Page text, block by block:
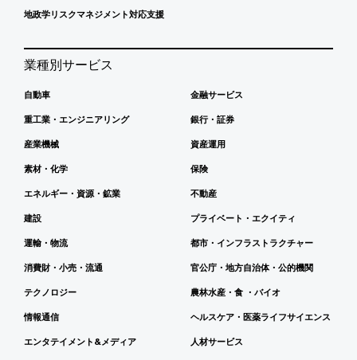
地政学リスクマネジメント対応支援
業種別サービス
自動車
重工業・エンジニアリング
産業機械
素材・化学
エネルギー・資源・鉱業
建設
運輸・物流
消費財・小売・流通
テクノロジー
情報通信
エンタテイメント&メディア
金融サービス
銀行・証券
資産運用
保険
不動産
プライベート・エクイティ
都市・インフラストラクチャー
官公庁・地方自治体・公的機関
農林水産・食 ・バイオ
ヘルスケア・医薬ライフサイエンス
人材サービス